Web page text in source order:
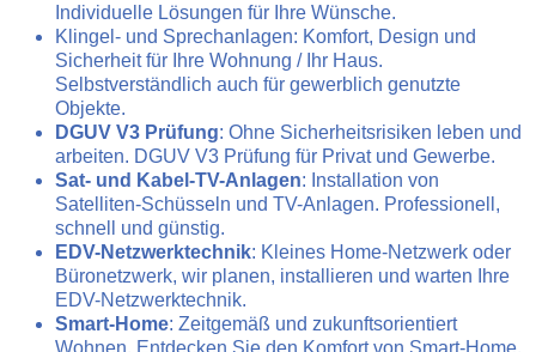
Individuelle Lösungen für Ihre Wünsche.
Klingel- und Sprechanlagen: Komfort, Design und
Sicherheit für Ihre Wohnung / Ihr Haus.
Selbstverständlich auch für gewerblich genutzte
Objekte.
DGUV V3 Prüfung: Ohne Sicherheitsrisiken leben und
arbeiten. DGUV V3 Prüfung für Privat und Gewerbe.
Sat- und Kabel-TV-Anlagen: Installation von
Satelliten-Schüsseln und TV-Anlagen. Professionell,
schnell und günstig.
EDV-Netzwerktechnik: Kleines Home-Netzwerk oder
Büronetzwerk, wir planen, installieren und warten Ihre
EDV-Netzwerktechnik.
Smart-Home: Zeitgemäß und zukunftsorientiert
Wohnen. Entdecken Sie den Komfort von Smart-Home.